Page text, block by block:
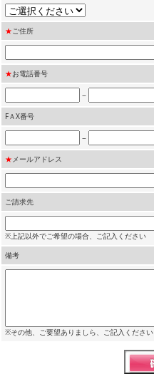
★ご住所
★お電話番号
−
FＡX番号
−
★メールアドレス
ご請求先
※上記以外でご希望の場合、ご記入ください
備考
※その他、ご要望ありましら、ご記入ください